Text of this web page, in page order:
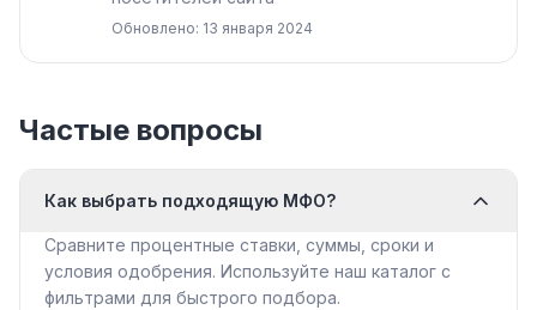
Обновлено: 13 января 2024
Частые вопросы
Как выбрать подходящую МФО?
Сравните процентные ставки, суммы, сроки и
условия одобрения. Используйте наш каталог с
фильтрами для быстрого подбора.